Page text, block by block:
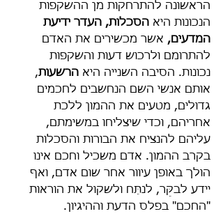
הראשונה להתרחקות מן ההשקפות
הנכונות היא הסכלות, העדר ידיעת
המדעים, אשר מכשירים את האדם
להתרומם ולרכוש דעות והשקפות
נכונות. הסיבה השנייה היא הרשעות,
אותם אנשי השם הנחשבים לחכמים
גדולים, מטעים את ההמון ללכת
אחריהם, וכדי שיצליחו במשימתם,
עליהם להנציח את הבורות והסכלות
בקרב ההמון. אדם משכיל וחכם אינו
הולך באופן עיוור אחר שום אדם, ואף
יידע לבקֵּר, לנתֵּח ולשקול את הוראות
"החכם" בפלס הדעת וההיגיון.